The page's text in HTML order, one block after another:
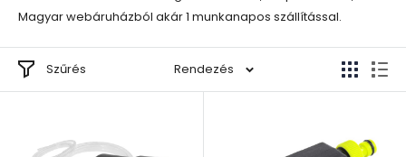
Magyar webáruházból akár 1 munkanapos szállítással.
Szűrés Rendezés